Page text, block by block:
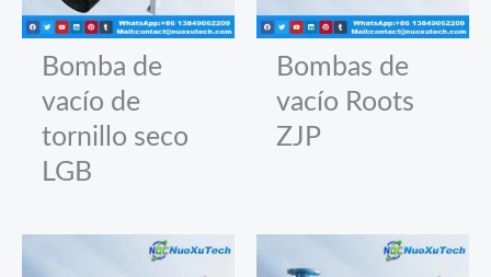
Bomba de
vacío de
tornillo seco
LGB
Bombas de
vacío Roots
ZJP